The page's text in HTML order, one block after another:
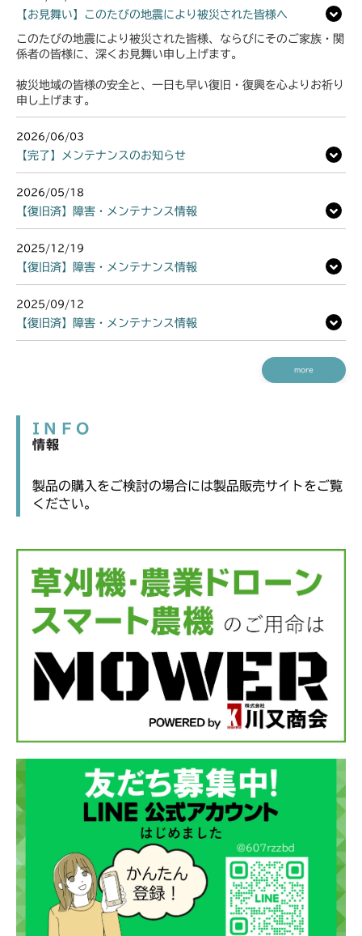
【お見舞い】このたびの地震により被災された皆様へ
このたびの地震により被災された皆様、ならびにそのご家族・関
係者の皆様に、深くお見舞い申し上げます。
被災地域の皆様の安全と、一日も早い復旧・復興を心よりお祈り
申し上げます。
2026/06/03
【完了】メンテナンスのお知らせ
2026/05/18
【復旧済】障害・メンテナンス情報
2025/12/19
【復旧済】障害・メンテナンス情報
2025/09/12
【復旧済】障害・メンテナンス情報
more
INFO
情報
製品の購入をご検討の場合には製品販売サイトをご覧
ください。